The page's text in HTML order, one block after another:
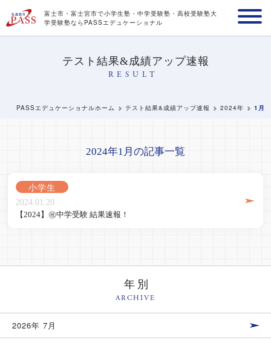
富士市・富士宮市で小学生塾・中学受験塾・高校受験塾大
学受験塾ならPASSエデュケーショナル
テスト結果&成績アップ速報
RESULT
PASSエデュケーショナルホーム テスト結果&成績アップ速報 2024年 1月
年別
ARCHIVE
2026年 7月
2024年1月の記事一覧
小学生
2024.01.20
【2024】㊗️中学受験 結果速報！